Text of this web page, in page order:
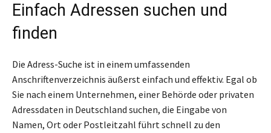
Einfach Adressen suchen und
finden
Die Adress-Suche ist in einem umfassenden
Anschriftenverzeichnis äußerst einfach und effektiv. Egal ob
Sie nach einem Unternehmen, einer Behörde oder privaten
Adressdaten in Deutschland suchen, die Eingabe von
Namen, Ort oder Postleitzahl führt schnell zu den